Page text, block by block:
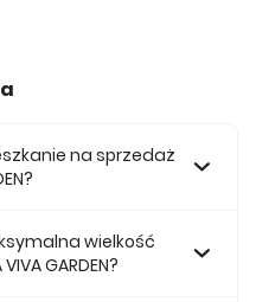
na sprzedaż
wielkość
GARDEN?